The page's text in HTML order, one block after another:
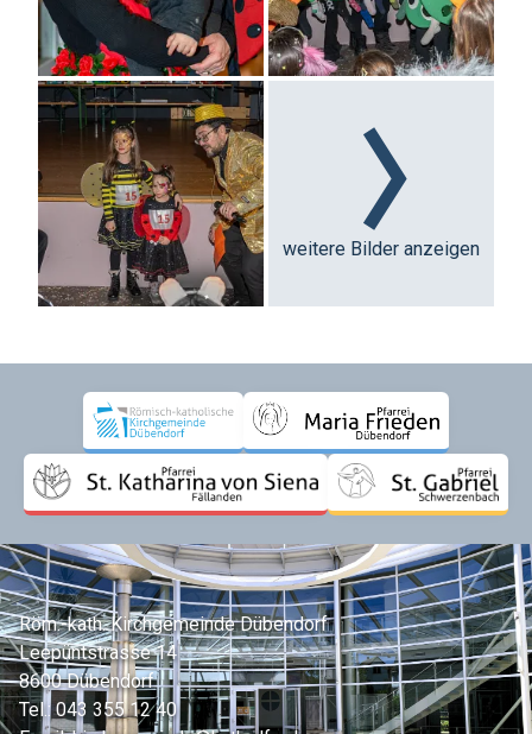
weitere Bilder anzeigen
Röm.-kath. Kirchgemeinde Dübendorf
Leepüntstrasse 14
8600 Dübendorf
Tel.:043 355 12 40